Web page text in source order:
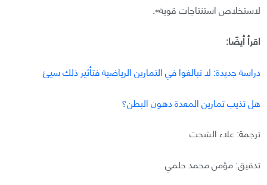
لاستخلاص استنتاجات قوية».
اقرأ أيضًا:
دراسة جديدة: لا تبالغوا في التمارين الرياضية فتأثير ذلك سيئ
هل تذيب تمارين المعدة دهون البطن؟
ترجمة: علاء الشحت
تدقيق: مؤمن محمد حلمي